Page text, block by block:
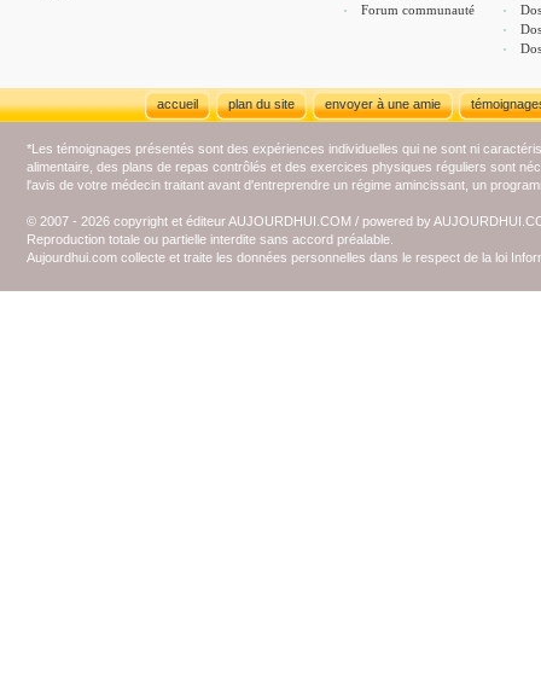
Forum communauté
accueil plan du site envoyer à une amie
*Les témoignages présentés sont des expériences individuelles qui ne sont ni
alimentaire, des plans de repas contrôlés et des exercices physiques réguliers sont
l'avis de votre médecin traitant avant d'entreprendre un régime amincissant, un
© 2007 - 2026 copyright et éditeur AUJOURDHUI.COM / powered by
Reproduction totale ou partielle interdite sans accord préalable.
Aujourdhui.com collecte et traite les données personnelles dans le respect de la loi